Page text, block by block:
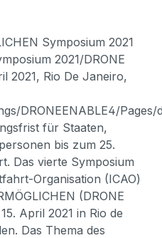
Symposium 2021
2021/DRONE
2021, Rio De Janeiro,
DRONEENABLE4/Pages/
für Staaten,
bis zum 25.
Das vierte Symposium
Organisation (ICAO)
(DRONE
April 2021 in Rio de
Das Thema des